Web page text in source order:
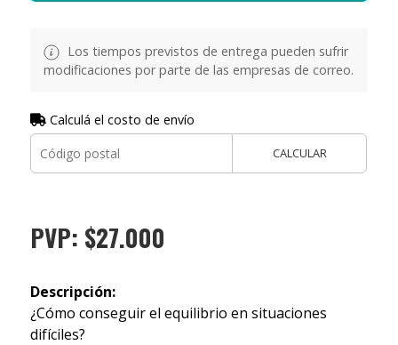
Los tiempos previstos de entrega pueden sufrir
modificaciones por parte de las empresas de correo.
Calculá el costo de envío
CALCULAR
PVP: $27.000
Descripción:
¿Cómo conseguir el equilibrio en situaciones
difíciles?